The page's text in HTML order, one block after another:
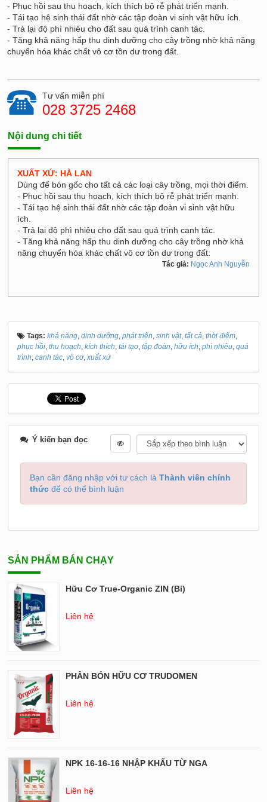
- Phục hồi sau thu hoạch, kích thích bộ rễ phát triển mạnh.
- Tái tạo hệ sinh thái đất nhờ các tập đoàn vi sinh vật hữu ích.
- Trả lại độ phì nhiêu cho đất sau quá trình canh tác.
- Tăng khả năng hấp thu dinh dưỡng cho cây trồng nhờ khả năng
chuyển hóa khác chất vô cơ tồn dư trong đất.
Tư vấn miễn phí
028 3725 2468
Nội dung chi tiết
XUẤT XỨ: HÀ LAN
Dùng để bón gốc cho tất cả các loại cây trồng, mọi thời điểm.
- Phục hồi sau thu hoạch, kích thích bộ rễ phát triển mạnh.
- Tái tạo hệ sinh thái đất nhờ các tập đoàn vi sinh vật hữu
ích.
- Trả lại độ phì nhiêu cho đất sau quá trình canh tác.
- Tăng khả năng hấp thu dinh dưỡng cho cây trồng nhờ khả
năng chuyển hóa khác chất vô cơ tồn dư trong đất.
Tác giả: Ngọc Anh Nguyễn
Tags: khả năng dinh dưỡng phát triển sinh vật, tất cả thời điểm
phục hồi thu hoạch kích thích tái tạo tập đoàn hữu ích phì nhiêu quá
trình canh tác vô cơ, xuất xứ
Ý kiến bạn đọc
Bạn cần đăng nhập với tư cách là Thành viên chính
thức để có thể bình luận
SẢN PHẨM BÁN CHẠY
Hữu Cơ True-Organic ZIN (Bỉ)
Liên hệ
PHÂN BÓN HỮU CƠ TRUDOMEN
Liên hệ
NPK 16-16-16 NHẬP KHẨU TỪ NGA
Liên hệ